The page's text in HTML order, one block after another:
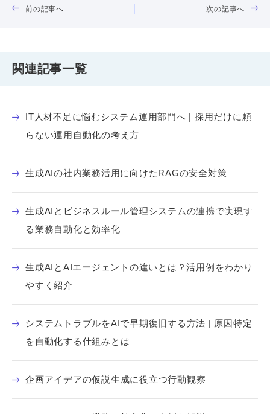
前の記事へ 次の記事へ
関連記事一覧
IT人材不足に悩むシステム運用部門へ | 採用だけに頼
らない運用自動化の考え方
生成AIの社内業務活用に向けたRAGの安全対策
生成AIとビジネスルール管理システムの連携で実現す
る業務自動化と効率化
生成AIとAIエージェントの違いとは？活用例をわかり
やすく紹介
システムトラブルをAIで早期復旧する方法 | 原因特定
を自動化する仕組みとは
企画アイデアの仮説生成に役立つ行動観察